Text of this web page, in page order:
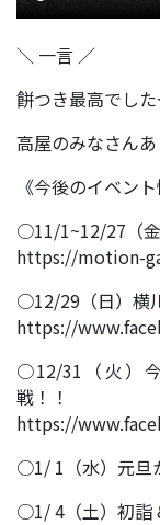
＼ 一言 ／
餅つき最高でし
高屋のみなさん
《今後のイベント
○11/1~12/27（
https://motion-
○12/29（日）横
https://
○12/31（火）
戦！！
https://
○1/ 1（水）元旦
○1/ 4（土）初詣